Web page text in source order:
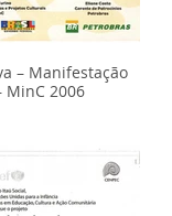
– Manifestação
MinC 2006